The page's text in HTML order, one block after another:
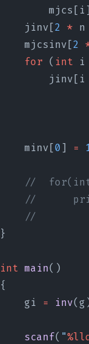
    jinv[
2 * n
    mjcsinv[
2
    for
( int i
        jinv[i
    minv[
0 ] =
//
}
int main()
{
    gi
= inv
    scanf
( "